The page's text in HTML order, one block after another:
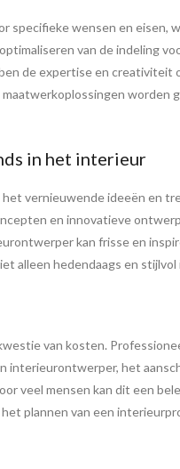
wensen en eisen,
van de indeling
de expertise en creativiteit
worden
in het interieur
vernieuwende ideeën en
en innovatieve
kan frisse en
alleen hedendaags en
van kosten.
interieurontwerper, het
veel mensen kan dit een
plannen van een